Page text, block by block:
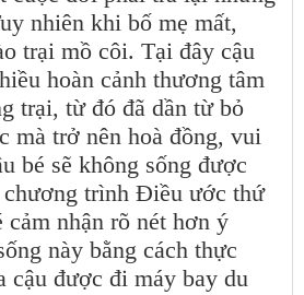
nhiên khi bố mẹ mất,
trại mồ côi. Tại đây cậu
hoàn cảnh thương tâm
trại, từ đó đã dần từ bỏ
mà trở nên hoà đồng, vui
bé sẽ không sống được
chương trình Điều ước thứ
cảm nhận rõ nét hơn ý
này bằng cách thực
cậu được đi máy bay du